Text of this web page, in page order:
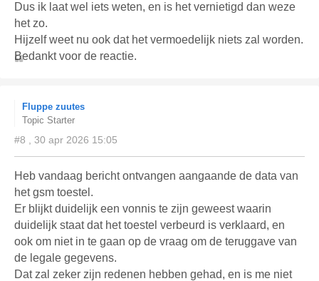
Dus ik laat wel iets weten, en is het vernietigd dan weze
het zo.
Hijzelf weet nu ook dat het vermoedelijk niets zal worden.
Bedankt voor de reactie.
Fluppe zuutes
Topic Starter
#8 , 30 apr 2026 15:05
Heb vandaag bericht ontvangen aangaande de data van
het gsm toestel.
Er blijkt duidelijk een vonnis te zijn geweest waarin
duidelijk staat dat het toestel verbeurd is verklaard, en
ook om niet in te gaan op de vraag om de teruggave van
de legale gegevens.
Dat zal zeker zijn redenen hebben gehad, en is me niet